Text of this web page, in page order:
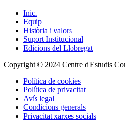
Inici
Equip
Història i valors
Suport Institucional
Edicions del Llobregat
Copyright © 2024 Centre d'Estudis
Política de cookies
Política de privacitat
Avís legal
Condicions generals
Privacitat xarxes socials